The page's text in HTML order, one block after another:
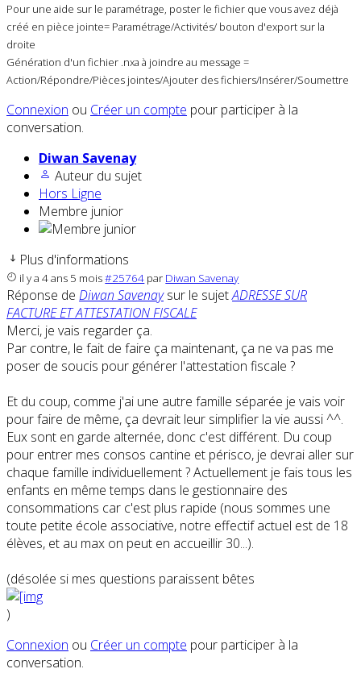
Pour une aide sur le paramétrage, poster le fichier que vous avez déjà
créé en pièce jointe= Paramétrage/Activités/ bouton d'export sur la
droite
Génération d'un fichier .nxa à joindre au message =
Action/Répondre/Pièces jointes/Ajouter des fichiers/Insérer/Soumettre
Connexion ou Créer un compte pour participer à la
conversation.
Diwan Savenay
Auteur du sujet
Hors Ligne
Membre junior
Plus d'informations
il y a 4 ans 5 mois#25764 par Diwan Savenay
Réponse de Diwan Savenaysur le sujetADRESSE SUR
FACTURE ET ATTESTATION FISCALE
Merci, je vais regarder ça.
Par contre, le fait de faire ça maintenant, ça ne va pas me
poser de soucis pour générer l'attestation fiscale ?
Et du coup, comme j'ai une autre famille séparée je vais voir
pour faire de même, ça devrait leur simplifier la vie aussi ^^.
Eux sont en garde alternée, donc c'est différent. Du coup
pour entrer mes consos cantine et périsco, je devrai aller sur
chaque famille individuellement ? Actuellement je fais tous les
enfants en même temps dans le gestionnaire des
consommations car c'est plus rapide (nous sommes une
toute petite école associative, notre effectif actuel est de 18
élèves, et au max on peut en accueillir 30...).
(désolée si mes questions paraissent bêtes
)
Connexion ou Créer un compte pour participer à la
conversation.